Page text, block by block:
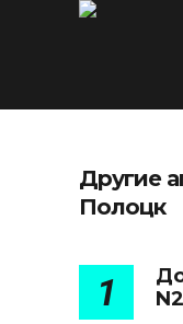
Другие
Полоцк
1